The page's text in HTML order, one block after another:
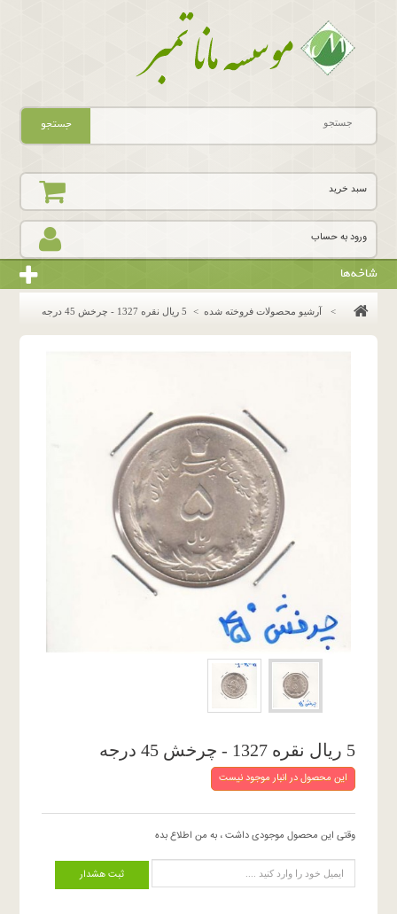
ورود به حساب
سبد خرید
جستجو
شاخه‌ها
> آرشیو محصولات فروخته شده > 5 ریال نقره 1327 - چرخش 45 درجه
5 ریال نقره 1327 - چرخش 45 درجه
این محصول در انبار موجود نیست
وقتی این محصول موجودی داشت ، به من اطلاع بده
ثبت هشدار